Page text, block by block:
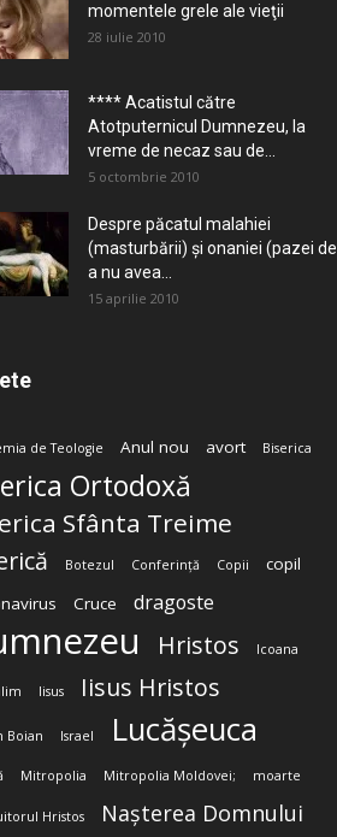
momentele grele ale vieţii
28 iulie 2010
**** Acatistul către
Atotputernicul Dumnezeu, la
vreme de necaz sau de...
5 octombrie 2010
Despre păcatul malahiei
(masturbării) şi onaniei (pazei de
a nu avea...
15 aprilie 2010
de Teologie Anul nou avort Biserica
Ortodoxă
Sfânta Treime
Botezul Conferință Copii
copil
Cruce dragoste
Hristos Icoana
Iisus Iisus Hristos
Boian Israel Lucășeuca
Mitropolia Mitropolia Moldovei; moarte
Hristos Nașterea Domnului